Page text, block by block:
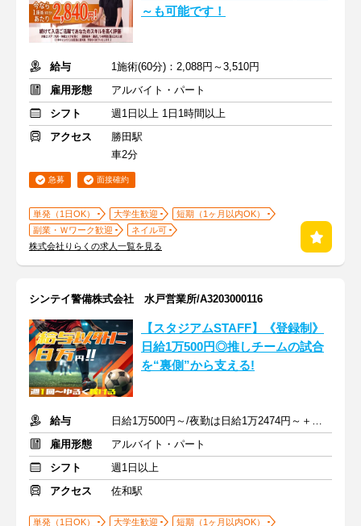
～も可能です！
給与
1施術(60分)：2,088円～3,510円
雇用形態
アルバイト・パート
シフト
週1日以上 1日1時間以上
アクセス
勝田駅
車2分
急募 面接確約
単発（1日OK） 大学生歓迎
短期（1ヶ月以内OK）
副業・Ｗワーク歓迎
ネイル可
株式会社りらくの求人一覧を見る
シンテイ警備株式会社 水戸営業所/A3203000116
【スタジアムSTAFF】《登録制》
日給1万500円◎推しチームの試合
を“裏側”から支える!
給与
日給1万500円～/夜勤は日給1万2474円～＋交通費※各種手当含む
雇用形態
アルバイト・パート
シフト
週1日以上
アクセス
佐和駅
単発（1日OK） 大学生歓迎
短期（1ヶ月以内OK）